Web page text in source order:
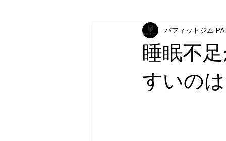
睡眠不
すいの
パフィットジム